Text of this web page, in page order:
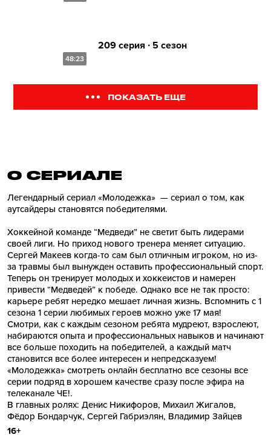
48:23
209 серия ∙ 5 сезон
ПОКАЗАТЬ ЕЩЕ
О СЕРИАЛE
Легендарный сериал «Молодежка» — сериал о том, как
аутсайдеры становятся победителями.
Хоккейной команде “Медведи” не светит быть лидерами
своей лиги. Но приход нового тренера меняет ситуацию.
Сергей Макеев когда-то сам был отличным игроком, но из-
за травмы был вынужден оставить профессиональный спорт.
Теперь он тренирует молодых и хоккеистов и намерен
привести “Медведей” к победе. Однако все не так просто:
карьере ребят нередко мешает личная жизнь. Вспомнить с 1
сезона 1 серии любимых героев можно уже 17 мая!
Смотри, как с каждым сезоном ребята мудреют, взрослеют,
набираются опыта и профессиональных навыков и начинают
все больше походить на победителей, а каждый матч
становится все более интересен и непредсказуем!
«Молодежка» смотреть онлайн бесплатно все сезоны все
серии подряд в хорошем качестве сразу после эфира на
телеканале ЧЕ!.
В главных ролях: Денис Никифоров, Михаил Жигалов,
Фёдор Бондарчук, Сергей Габриэлян, Владимир Зайцев
16+